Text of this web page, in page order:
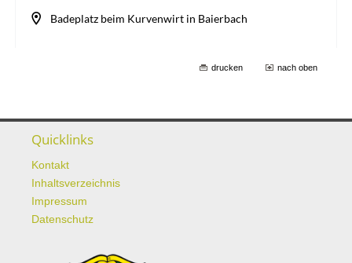
drucken nach oben
Quicklinks
Kontakt
Inhaltsverzeichnis
Impressum
Datenschutz